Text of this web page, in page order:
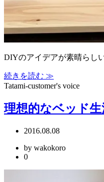
DIYのアイデアが素晴らし
続きを読む ≫
Tatami-customer's voice
理想的なベッド
2016.08.08
by wakokoro
0